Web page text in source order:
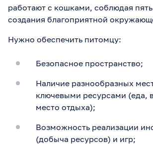
работают с кошками, соблюдая
создания благоприятной
Нужно обеспечить питомцу:
Безопасное пространство;
Наличие разнообразных
ключевыми ресурсами (еда,
место отдыха);
Возможность реализации
(добыча ресурсов) и игр;